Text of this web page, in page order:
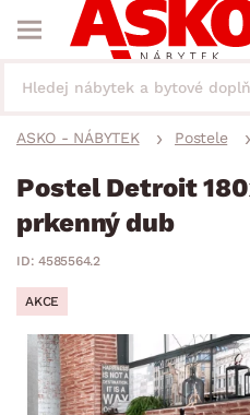
ASKO - NÁBYTEK Postele
Postel Detroit
prkenný dub
ID: 4585564.2
AKCE